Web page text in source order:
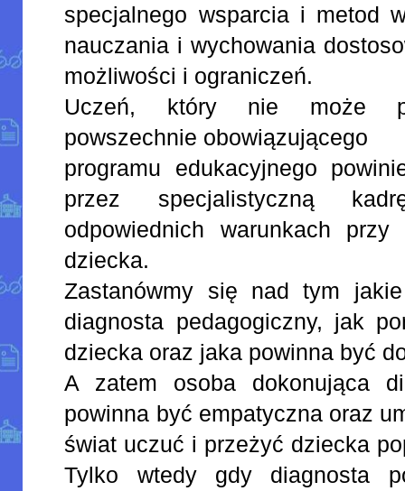
specjalnego wsparcia i metod
nauczania i wychowania
możliwości i ograniczeń.
Uczeń, który nie może
powszechnie obowiązującego
programu edukacyjnego
przez specjalistyczną
odpowiednich warunkach przy
dziecka.
Zastanówmy się nad tym
diagnosta pedagogiczny, jak
dziecka oraz jaka powinna być
A zatem osoba dokonująca
powinna być empatyczna oraz
świat uczuć i przeżyć dziecka
Tylko wtedy gdy diagnosta